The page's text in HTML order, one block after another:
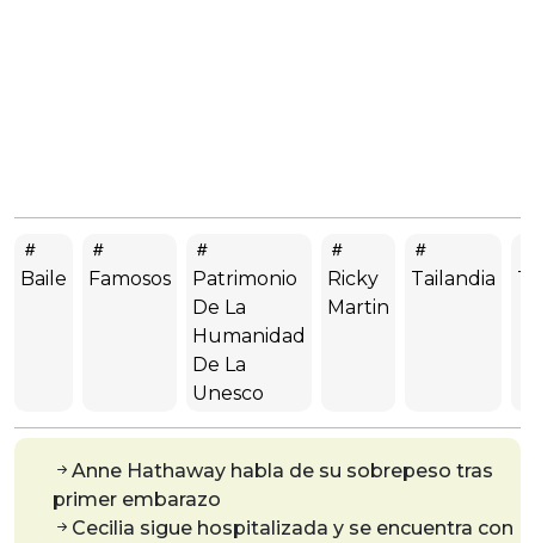
Baile Famosos
Patrimonio
De La
Humanidad
De La
Unesco
Ricky
Martin
Tailandia
Anne Hathaway habla de su sobrepeso tras
primer embarazo
Cecilia sigue hospitalizada y se encuentra con